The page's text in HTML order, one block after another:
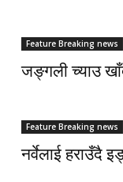
Feature Breaking news
जङ्गली च्याउ
Feature Breaking news
नर्वेलाई हराउँदै